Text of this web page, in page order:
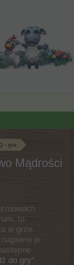
- gra
Mądrości
to
w grze.
je
do gry“